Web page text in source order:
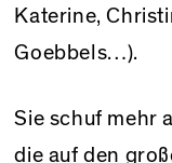
Katerine,
Goebbels…).
Sie schuf mehr
die auf den